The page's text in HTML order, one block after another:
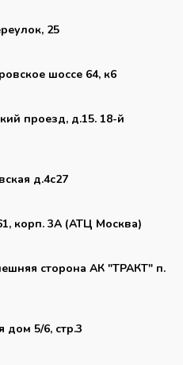
25
шоссе 64, к6
проезд, д.15. 18-й
д.4с27
корп. 3А (АТЦ Москва)
сторона АК "ТРАКТ" п.
дом 5/6, стр.3